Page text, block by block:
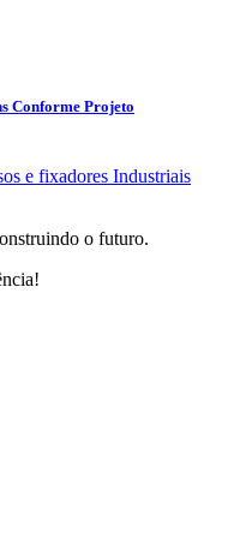
Conforme Projeto
o futuro.